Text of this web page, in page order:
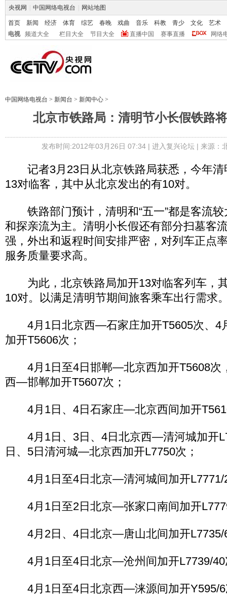
央视网 中国网络电视台 网站地图
首页 新闻 经济 体育 综艺 春晚 戏曲 音乐 科教 青少 文化
艺术
电视
频道大全 栏目大全 节目大全 直播中国 赛事直播 网络
中国网络电视台 > 新闻台 > 新闻中心 >
北京市铁路局：清明节小长假铁路
发布时间:2012年03月26日 07:34 | 进入复兴论坛| 来源：
记者3月23日从北京铁路局获悉，今年清
13对临客，其中从北京发出的有10对。
铁路部门预计，清明和“五一”都是客流较
和探亲流为主。清明小长假还有部分扫墓客
强，外出和返程时间安排严密，对列车正点
服务质量要求高。
为此，北京铁路局加开13对临客列车，
10对。以满足清明节期间旅客乘车出行需求
4月1日北京西—石家庄加开T5605次、4
加开T5606次；
4月1日至4日邯郸—北京西加开T5608次
西—邯郸加开T5607次；
4月1日、4日石家庄—北京西间加开
4月1日、3日、4日北京西—清河城加开
日、5日清河城—北京西加开L7750次；
4月1日至4日北京—清河城间加开L7771/
4月1日至2日北京—张家口南间加开
4月2日、4日北京—唐山北间加开L7735/
4月1日至4日北京—沧州间加开L7739/40
4月1日至4日北京西—涞源间加开Y595/6